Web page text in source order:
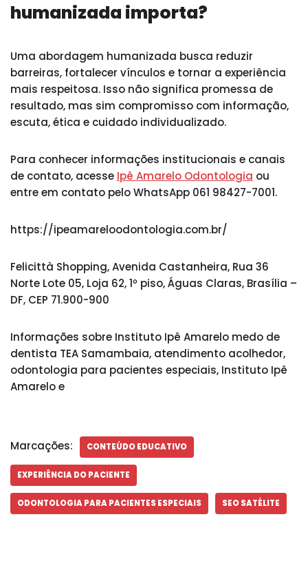
humanizada importa?
Uma abordagem humanizada busca reduzir
barreiras, fortalecer vínculos e tornar a experiência
mais respeitosa. Isso não significa promessa de
resultado, mas sim compromisso com informação,
escuta, ética e cuidado individualizado.
Para conhecer informações institucionais e canais
de contato, acesse Ipê Amarelo Odontologia ou
entre em contato pelo WhatsApp 061 98427-7001.
https://ipeamareloodontologia.com.br/
Felicittà Shopping, Avenida Castanheira, Rua 36
Norte Lote 05, Loja 62, 1º piso, Águas Claras, Brasília –
DF, CEP 71.900-900
Informações sobre Instituto Ipê Amarelo medo de
dentista TEA Samambaia, atendimento acolhedor,
odontologia para pacientes especiais, Instituto Ipê
Amarelo e
Marcações: CONTEÚDO EDUCATIVO
EXPERIÊNCIA DO PACIENTE
ODONTOLOGIA PARA PACIENTES ESPECIAIS SEO SATÉLITE